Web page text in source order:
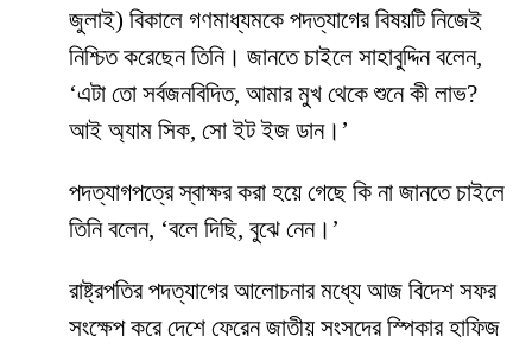
জুলাই) বিকালে গণমাধ্যমকে পদত্যাগের বিষয়টি নিজেই
নিশ্চিত করেছেন তিনি। জানতে চাইলে সাহাবুদ্দিন বলেন,
‘এটা তো সর্বজনবিদিত, আমার মুখ থেকে শুনে কী লাভ?
আই অ্যাম সিক, সো ইট ইজ ডান।’
পদত্যাগপত্রে স্বাক্ষর করা হয়ে গেছে কি না জানতে চাইলে
তিনি বলেন, ‘বলে দিছি, বুঝে নেন।’
রাষ্ট্রপতির পদত্যাগের আলোচনার মধ্যে আজ বিদেশ সফর
সংক্ষেপ করে দেশে ফেরেন জাতীয় সংসদের স্পিকার হাফিজ